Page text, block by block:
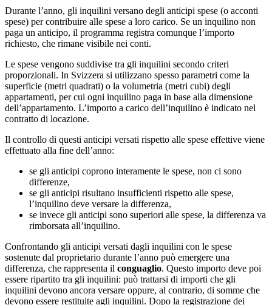
Durante l’anno, gli inquilini versano degli anticipi spese (o acconti
spese) per contribuire alle spese a loro carico. Se un inquilino non
paga un anticipo, il programma registra comunque l’importo
richiesto, che rimane visibile nei conti.
Le spese vengono suddivise tra gli inquilini secondo criteri
proporzionali. In Svizzera si utilizzano spesso parametri come la
superficie (metri quadrati) o la volumetria (metri cubi) degli
appartamenti, per cui ogni inquilino paga in base alla dimensione
dell’appartamento. L’importo a carico dell’inquilino è indicato nel
contratto di locazione.
Il controllo di questi anticipi versati rispetto alle spese effettive viene
effettuato alla fine dell’anno:
se gli anticipi coprono interamente le spese, non ci sono
differenze,
se gli anticipi risultano insufficienti rispetto alle spese,
l’inquilino deve versare la differenza,
se invece gli anticipi sono superiori alle spese, la differenza va
rimborsata all’inquilino.
Confrontando gli anticipi versati dagli inquilini con le spese
sostenute dal proprietario durante l’anno può emergere una
differenza, che rappresenta il conguaglio. Questo importo deve poi
essere ripartito tra gli inquilini: può trattarsi di importi che gli
inquilini devono ancora versare oppure, al contrario, di somme che
devono essere restituite agli inquilini. Dopo la registrazione dei